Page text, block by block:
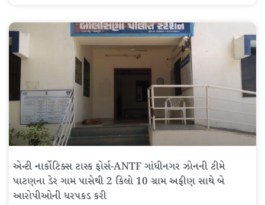
એન્ટી નાર્કોટિક્સ ટાસ્ક ફોર્સ-ANTF ગાંધીનગર ઝોનની ટીમે
પાટણના ડેર ગામ પાસેથી 2 કિલો 10 ગ્રામ અફીણ સાથે બે
આરોપીઓની ધરપકડ કરી